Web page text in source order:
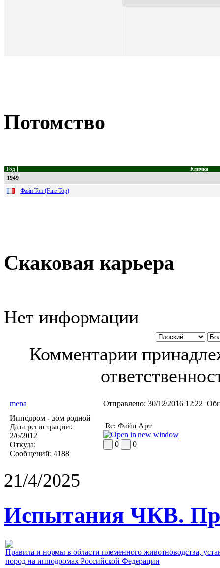
Потомство
Год Кличка
1949
Файн Топ (Fine Top)
Скаковая карьера
Нет информации
Комментарии
mena Отправлено: 30/12/2016 12:22
Ипподром - дом родной
Дата регистрации:
2/6/2012
Откуда:
Сообщений: 4188
Re: Файн Арт
0 0
21/4/2025
Испытания ЧКВ.
Правила и нормы в области племенного животноводства,
пород на ипподромах Российской Федерации